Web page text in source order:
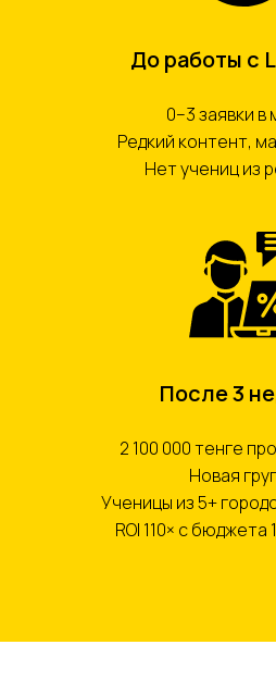
До работы с
0–3 заявки в
Редкий контент,
Нет учениц из
После 3
2 100 000 тенге
Новая
Ученицы из 5+
ROI 110× с бюджета